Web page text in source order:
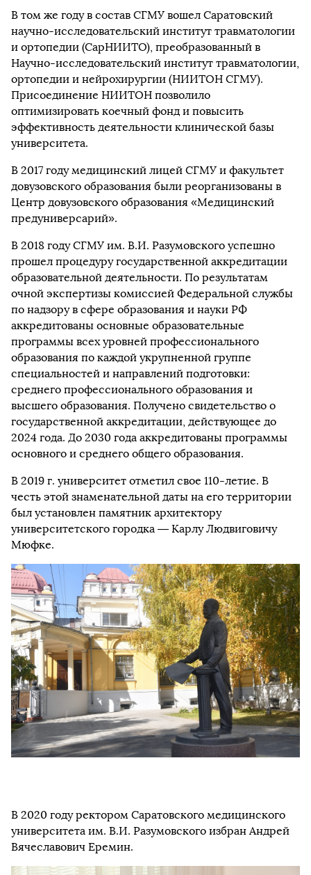
В том же году в состав СГМУ вошел Саратовский
научно-исследовательский институт травматологии
и ортопедии (СарНИИТО), преобразованный в
Научно-исследовательский институт травматологии,
ортопедии и нейрохирургии (НИИТОН СГМУ).
Присоединение НИИТОН позволило
оптимизировать коечный фонд и повысить
эффективность деятельности клинической базы
университета.
В 2017 году медицинский лицей СГМУ и факультет
довузовского образования были реорганизованы в
Центр довузовского образования «Медицинский
предуниверсарий».
В 2018 году СГМУ им. В.И. Разумовского успешно
прошел процедуру государственной аккредитации
образовательной деятельности. По результатам
очной экспертизы комиссией Федеральной службы
по надзору в сфере образования и науки РФ
аккредитованы основные образовательные
программы всех уровней профессионального
образования по каждой укрупненной группе
специальностей и направлений подготовки:
среднего профессионального образования и
высшего образования. Получено свидетельство о
государственной аккредитации, действующее до
2024 года. До 2030 года аккредитованы программы
основного и среднего общего образования.
В 2019 г. университет отметил свое 110-летие. В
честь этой знаменательной даты на его территории
был установлен памятник архитектору
университетского городка — Карлу Людвиговичу
Мюфке.
В 2020 году ректором Саратовского медицинского
университета им. В.И. Разумовского избран Андрей
Вячеславович Еремин.